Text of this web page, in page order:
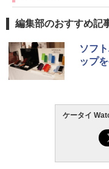
編集部のおすすめ記
ソフ
ップ
ケータイ